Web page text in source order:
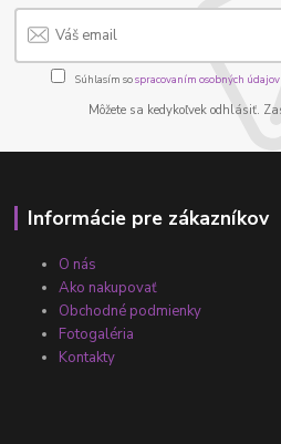
Súhlasím sospracovaním osobných údajov
Môžete sa kedykoľvek odhlásiť.
Informácie pre zákazníkov
O nás
Ako nakupovať
Obchodné podmienky
Fotogaléria
Kontakty